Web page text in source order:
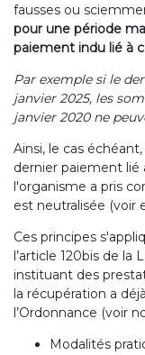
fausses ou
pour une période
paiement indu lié à
Par exemple si le
janvier 2025, les
janvier 2020 ne
Ainsi, le cas
dernier paiement lié
l'organisme a pris
est neutralisée (voir
Ces principes
l’article 120bis de la
instituant des
la récupération a
l’Ordonnance (voir
Modalités